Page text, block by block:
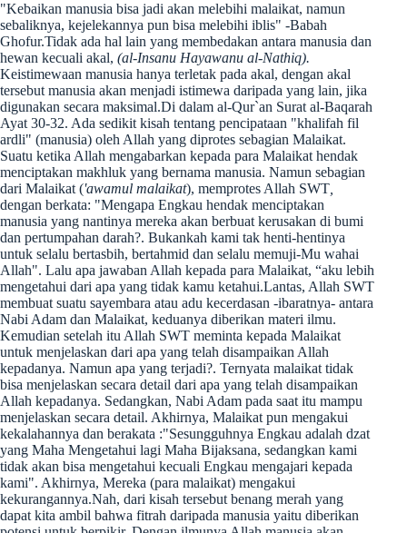
"Kebaikan manusia bisa jadi akan melebihi malaikat, namun
sebaliknya, kejelekannya pun bisa melebihi iblis" -Babah
Ghofur.Tidak ada hal lain yang membedakan antara manusia dan
hewan kecuali akal, (al-Insanu Hayawanu al-Nathiq).
Keistimewaan manusia hanya terletak pada akal, dengan akal
tersebut manusia akan menjadi istimewa daripada yang lain, jika
digunakan secara maksimal.Di dalam al-Qur`an Surat al-Baqarah
Ayat 30-32. Ada sedikit kisah tentang pencipataan "khalifah fil
ardli" (manusia) oleh Allah yang diprotes sebagian Malaikat.
Suatu ketika Allah mengabarkan kepada para Malaikat hendak
menciptakan makhluk yang bernama manusia. Namun sebagian
dari Malaikat ('awamul malaikat), memprotes Allah SWT
dengan berkata: "Mengapa Engkau hendak menciptakan
manusia yang nantinya mereka akan berbuat kerusakan di bumi
dan pertumpahan darah?. Bukankah kami tak henti-hentinya
untuk selalu bertasbih, bertahmid dan selalu memuji-Mu wahai
Allah". Lalu apa jawaban Allah kepada para Malaikat, “aku lebih
mengetahui dari apa yang tidak kamu ketahui.Lantas, Allah SWT
membuat suatu sayembara atau adu kecerdasan -ibaratnya- antara
Nabi Adam dan Malaikat, keduanya diberikan materi ilmu.
Kemudian setelah itu Allah SWT meminta kepada Malaikat
untuk menjelaskan dari apa yang telah disampaikan Allah
kepadanya. Namun apa yang terjadi?. Ternyata malaikat tidak
bisa menjelaskan secara detail dari apa yang telah disampaikan
Allah kepadanya. Sedangkan, Nabi Adam pada saat itu mampu
menjelaskan secara detail. Akhirnya, Malaikat pun mengakui
kekalahannya dan berakata :"Sesungguhnya Engkau adalah dzat
yang Maha Mengetahui lagi Maha Bijaksana, sedangkan kami
tidak akan bisa mengetahui kecuali Engkau mengajari kepada
kami". Akhirnya, Mereka (para malaikat) mengakui
kekurangannya.Nah, dari kisah tersebut benang merah yang
dapat kita ambil bahwa fitrah daripada manusia yaitu diberikan